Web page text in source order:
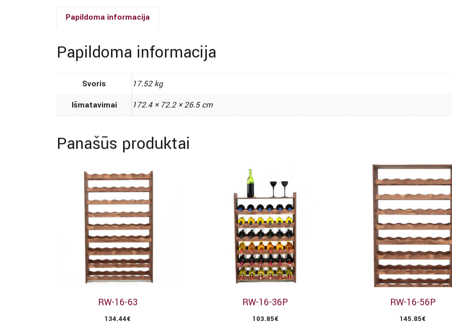
Papildoma informacija
Papildoma informacija
Svoris
17.52 kg
Išmatavimai
172.4 × 72.2 × 26.5 cm
Panašūs produktai
RW-16-63
134.44€
RW-16-36P
103.85€
RW-16-56P
145.85€